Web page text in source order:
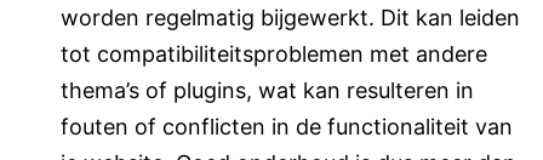
worden regelmatig bijgewerkt. Dit kan leiden
tot compatibiliteitsproblemen met andere
thema’s of plugins, wat kan resulteren in
fouten of conflicten in de functionaliteit van